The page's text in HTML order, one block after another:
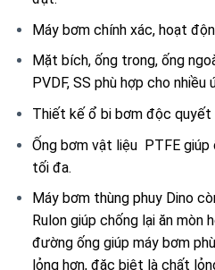
Máy bơm chính xác, hoạt
Mặt bích, ống trong, ống
PVDF, SS phù hợp cho nhiều
Thiết kế ổ bi bơm độc quyết
Ống bơm vật liệu PTFE
tối đa.
Máy bơm thùng phuy Dino
Rulon giúp chống lại ăn mòn
đường ống giúp máy bơm
lỏng hơn, đặc biệt là chất